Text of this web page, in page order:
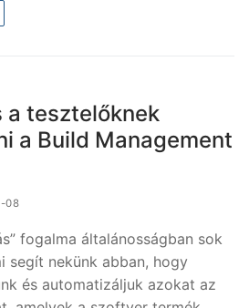
a tesztelőknek
a Build Management
08
fogalma általánosságban sok
segít nekünk abban, hogy
és automatizáljuk azokat az